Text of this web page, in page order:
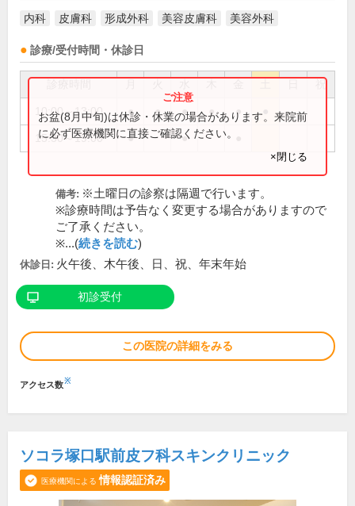
内科 皮膚科 形成外科 美容皮膚科 美容外科
診療/受付時間・休診日
祝
10:00～13:00 ● ● ● ● ●
15:30～19:00 ● ●
お盆(8月中旬)は休診・休業の場合があります。来院前
に必ず医療機関に直接ご確認ください。
×閉じる
備考: ※土曜日の診察は隔週で行います。
※診療時間は予告なく変更する場合がありますので
ご了承ください。
※...(続きを読む)
休診日: 火午後、木午後、日、祝、年末年始
初診受付
この医院の詳細をみる
アクセス数※
ソコラ塚口駅前皮フ科スキンクリニック
医療機関による 情報認証済み